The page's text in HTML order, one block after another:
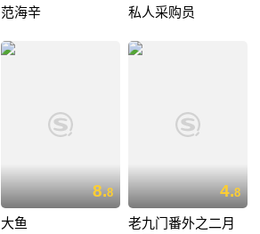
范海辛 私人采购员
8.8
大鱼
4.8
老九门番外之二月